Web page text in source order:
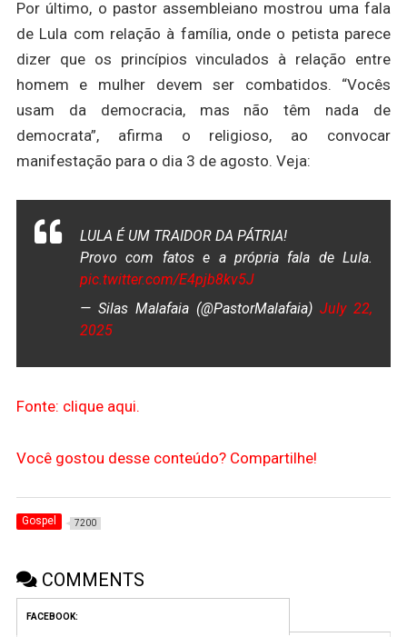
Por último, o pastor assembleiano mostrou uma fala
de Lula com relação à família, onde o petista parece
dizer que os princípios vinculados à relação entre
homem e mulher devem ser combatidos. “Vocês
usam da democracia, mas não têm nada de
democrata”, afirma o religioso, ao convocar
manifestação para o dia 3 de agosto. Veja:
LULA É UM TRAIDOR DA PÁTRIA!
Provo com fatos e a própria fala de Lula.
pic.twitter.com/E4pjb8kv5J
— Silas Malafaia (@PastorMalafaia)July 22,
2025
Fonte: clique aqui.
Você gostou desse conteúdo? Compartilhe!
Gospel 7200
COMMENTS
FACEBOOK: